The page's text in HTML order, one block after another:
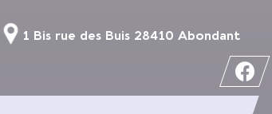
1 Bis rue des Buis 28410 Abondant